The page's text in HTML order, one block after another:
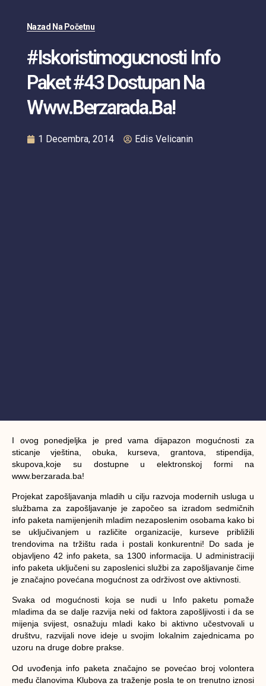
Nazad Na Početnu
#iskoristimogucnosti Info
Paket #43 Dostupan Na
Www.berzarada.ba!
1 Decembra, 2014 Edis Velicanin
I ovog ponedjeljka je pred vama dijapazon mogućnosti za
sticanje vještina, obuka, kurseva, grantova, stipendija,
skupova,koje su dostupne u elektronskoj formi na
www.berzarada.ba!
Projekat zapošljavanja mladih u cilju razvoja modernih usluga u
službama za zapošljavanje je započeo sa izradom sedmičnih
info paketa namijenjenih mladim nezaposlenim osobama kako bi
se uključivanjem u različite organizacije, kurseve približili
trendovima na tržištu rada i postali konkurentni! Do sada je
objavljeno 42 info paketa, sa 1300 informacija. U administraciji
info paketa uključeni su zaposlenici službi za zapošljavanje čime
je značajno povećana mogućnost za održivost ove aktivnosti.
Svaka od mogućnosti koja se nudi u Info paketu pomaže
mladima da se dalje razvija neki od faktora zapošljivosti i da se
mijenja svijest, osnažuju mladi kako bi aktivno učestvovali u
društvu, razvijali nove ideje u svojim lokalnim zajednicama po
uzoru na druge dobre prakse.
Od uvođenja info paketa značajno se povećao broj volontera
među članovima Klubova za traženje posla te on trenutno iznosi